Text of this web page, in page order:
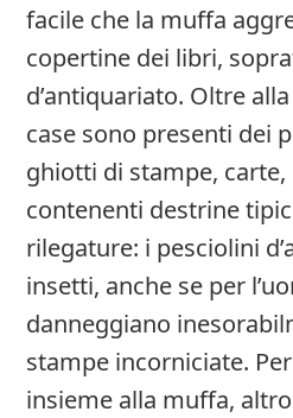
facile che la muffa
copertine dei libri,
d’antiquariato. Oltre
case sono presenti dei
ghiotti di stampe,
contenenti destrine
rilegature: i pesciolini
insetti, anche se per
danneggiano
stampe incorniciate.
insieme alla muffa,